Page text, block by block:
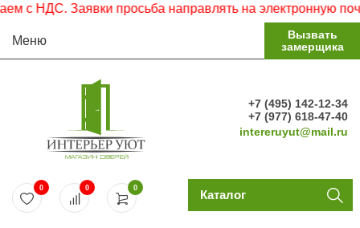
НДС. Заявки просьба направлять на электронную почту.
Меню
Вызвать
замерщика
+7 (495) 142-12-34
+7 (977) 618-47-40
intereruyut@mail.ru
0
0 0 Каталог